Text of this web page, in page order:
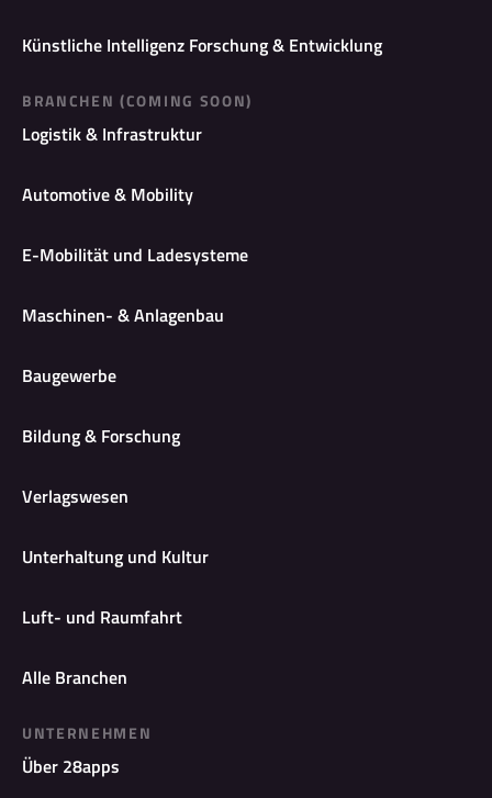
Künstliche Intelligenz Forschung & Entwicklung
BRANCHEN (COMING SOON)
Logistik & Infrastruktur
Automotive & Mobility
E-Mobilität und Ladesysteme
Maschinen- & Anlagenbau
Baugewerbe
Bildung & Forschung
Verlagswesen
Unterhaltung und Kultur
Luft- und Raumfahrt
Alle Branchen
UNTERNEHMEN
Über 28apps